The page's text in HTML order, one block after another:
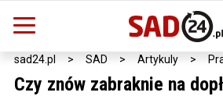
sad24.pl > SAD > Artykuly >
Czy znów zabraknie na